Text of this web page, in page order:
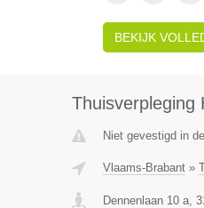
BEKIJK
Thuisverpleging
Niet gevestigd in
Vlaams-Brabant»
Dennenlaan 10 a,